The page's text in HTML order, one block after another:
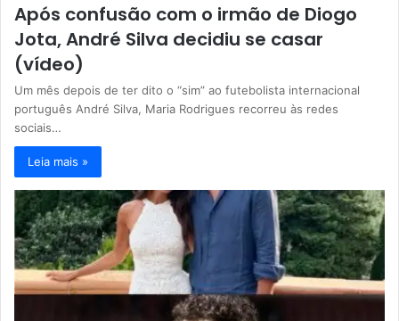
Após confusão com o irmão de Diogo
Jota, André Silva decidiu se casar
(vídeo)
Um mês depois de ter dito o “sim” ao futebolista internacional
português André Silva, Maria Rodrigues recorreu às redes
sociais…
Leia mais »